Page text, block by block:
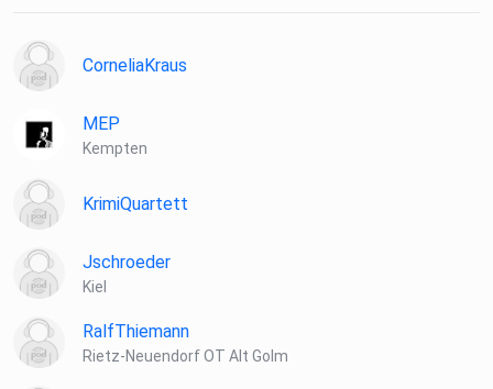
CorneliaKraus
MEP
Kempten
KrimiQuartett
Jschroeder
Kiel
RalfThiemann
Rietz-Neuendorf OT Alt Golm